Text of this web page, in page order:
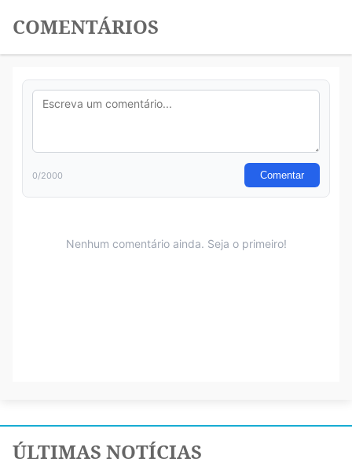
COMENTÁRIOS
ÚLTIMAS NOTÍCIAS